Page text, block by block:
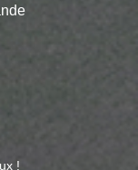
!